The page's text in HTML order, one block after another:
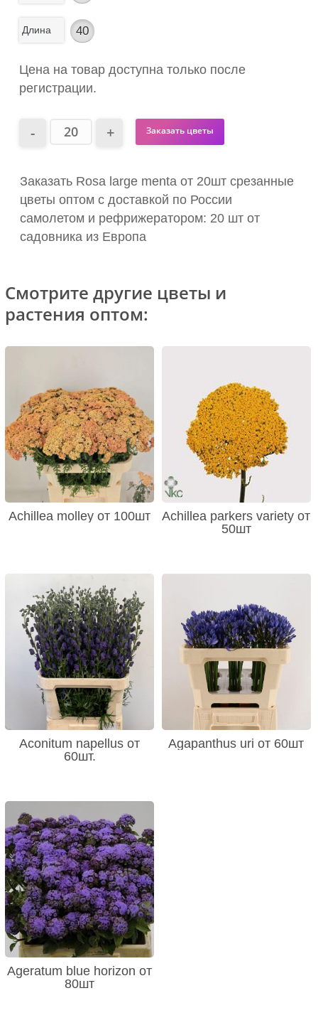
Длина 40
Цена на товар доступна только после
регистрации.
Заказать цветы
Заказать Rosa large menta от 20шт срезанные
цветы оптом с доставкой по России
самолетом и рефрижератором: 20 шт от
садовника из Европа
Смотрите другие цветы и
растения оптом:
Achillea molley от 100шт
Achillea parkers variety от
50шт
Aconitum napellus от
60шт.
Agapanthus uri от 60шт
Ageratum blue horizon от
80шт